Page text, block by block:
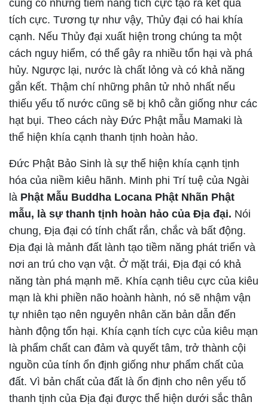
cũng có những tiềm năng tích cực tạo ra kết quả
tích cực. Tương tự như vậy, Thủy đại có hai khía
cạnh. Nếu Thủy đại xuất hiện trong chúng ta một
cách nguy hiểm, có thể gây ra nhiều tổn hại và phá
hủy. Ngược lại, nước là chất lỏng và có khả năng
gắn kết. Thậm chí những phân tử nhỏ nhất nếu
thiếu yếu tố nước cũng sẽ bị khô cằn giống như các
hạt bụi. Theo cách này Đức Phật mẫu Mamaki là
thể hiện khía cạnh thanh tịnh hoàn hảo.
Đức Phật Bảo Sinh là sự thể hiện khía cạnh tịnh
hóa của niềm kiêu hãnh. Minh phi Trí tuệ của Ngài
là Phật Mẫu Buddha Locana Phật Nhãn Phật
mẫu, là sự thanh tịnh hoàn hảo của Địa đại. Nói
chung, Địa đại có tính chất rắn, chắc và bất động.
Địa đại là mảnh đất lành tạo tiềm năng phát triển và
nơi an trú cho vạn vật. Ở mặt trái, Địa đại có khả
năng tàn phá mạnh mẽ. Khía cạnh tiêu cực của kiêu
mạn là khi phiền não hoành hành, nó sẽ nhậm vận
tự nhiên tạo nên nguyên nhân căn bản dẫn đến
hành động tổn hại. Khía cạnh tích cực của kiêu mạn
là phẩm chất can đảm và quyết tâm, trở thành cội
nguồn của tính ổn định giống như phẩm chất của
đất. Vì bản chất của đất là ổn định cho nên yếu tố
thanh tịnh của Địa đại được thể hiện dưới sắc thân